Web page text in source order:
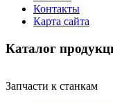
Контакты
Карта сайта
Каталог
Запчасти к станкам